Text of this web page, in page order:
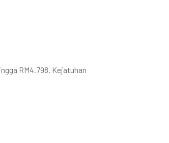
RM4.798. Kejatuhan